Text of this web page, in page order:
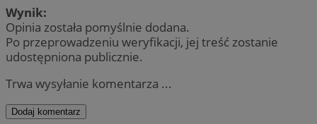
Wynik:
Opinia została pomyślnie dodana.
Po przeprowadzeniu weryfikacji, jej treść zostanie
udostępniona publicznie.
Trwa wysyłanie komentarza ...
Dodaj komentarz